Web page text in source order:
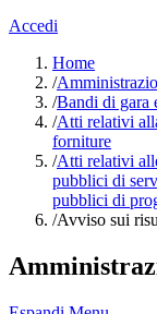
Accedi
Home
/
/Bandi di gara
/Atti relativi
forniture
/Atti relativi
pubblici di
pubblici di
/Avviso sui